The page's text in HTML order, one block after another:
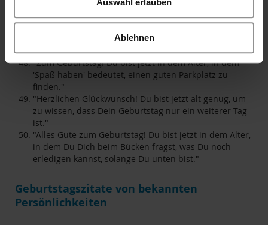
Ablehnen
bist nur erfahren."
"Herzlichen Glückwunsch! Du bist jetzt in dem Alter, in
dem Du über das Alter nachdenkst."
"Alles Gute! Du bist jetzt so alt, Deine
Geburtstagskerzen sind wie ein Leuchtturm."
"Zum Geburtstag! Du bist jetzt in dem Alter, in dem
'Spaß haben' bedeutet, einen guten Parkplatz zu
finden."
"Herzlichen Glückwunsch! Du bist jetzt alt genug, um
zu wissen, dass Dein Geburtstag nur ein weiterer Tag
ist."
"Alles Gute zum Geburtstag! Du bist jetzt in dem Alter,
in dem Du Dich beim Bücken fragst, was Du noch
erledigen kannst, solange Du unten bist."
Geburtstagszitate von bekannten
Persönlichkeiten